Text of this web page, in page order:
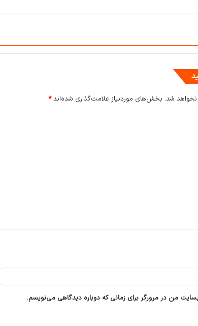
نخواهد شد. بخش‌های موردنیاز علامت‌گذاری شده‌اند*
من در مرورگر برای زمانی که دوباره دیدگاهی می‌نویسم.